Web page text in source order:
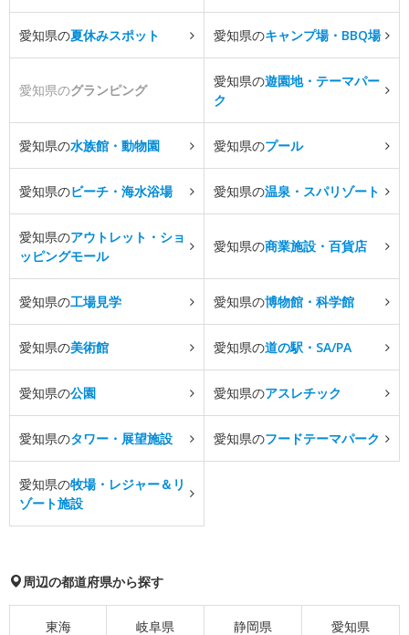
愛知県の夏休みスポット 愛知県のキャンプ場・BBQ場
愛知県のグランピング
愛知県の遊園地・テーマパー
ク
愛知県の水族館・動物園 愛知県のプール
愛知県のビーチ・海水浴場 愛知県の温泉・スパリゾート
愛知県のアウトレット・ショ
ッピングモール
愛知県の商業施設・百貨店
愛知県の工場見学 愛知県の博物館・科学館
愛知県の美術館 愛知県の道の駅・SA/PA
愛知県の公園 愛知県のアスレチック
愛知県のタワー・展望施設 愛知県のフードテーマパーク
愛知県の牧場・レジャー＆リ
ゾート施設
周辺の都道府県から探す
東海 岐阜県 静岡県 愛知県